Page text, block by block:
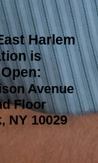
Harlem
is
Avenue
Floor
NY 10029